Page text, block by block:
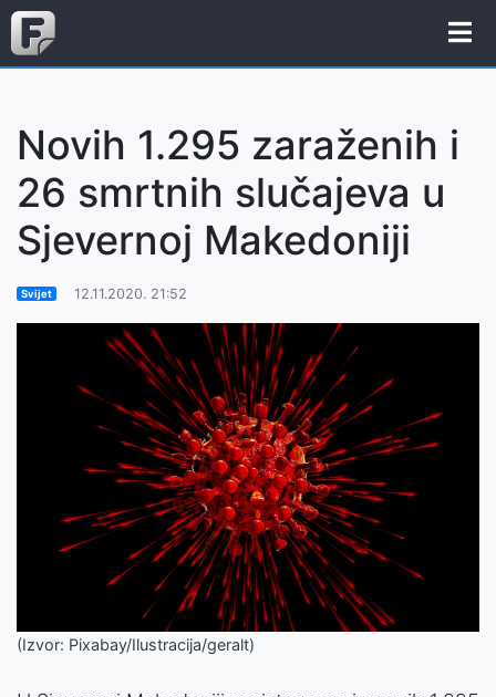
Novih 1.295 zaraženih i
26 smrtnih slučajeva u
Sjevernoj Makedoniji
Svijet 12.11.2020. 21:52
(Izvor: Pixabay/Ilustracija/geralt)